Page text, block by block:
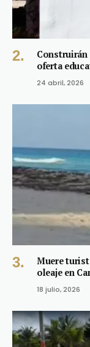
Construirán
oferta
24 abril, 2026
Muere
oleaje en
18 julio, 2026